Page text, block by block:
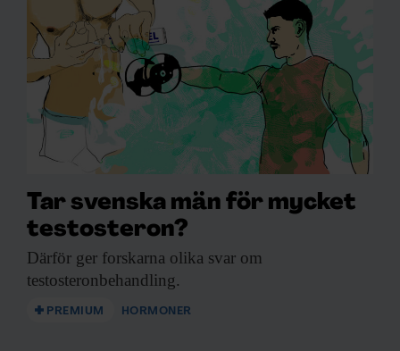
Tar svenska män för mycket
testosteron?
Därför ger forskarna olika svar om
testosteronbehandling.
PREMIUM HORMONER